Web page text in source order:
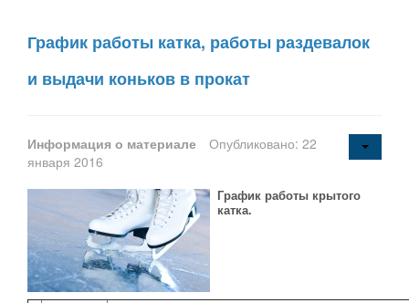
График работы катка, работы раздевалок
и выдачи коньков в прокат
Информация о материале
Опубликовано: 22
января 2016
График работы крытого
катка.